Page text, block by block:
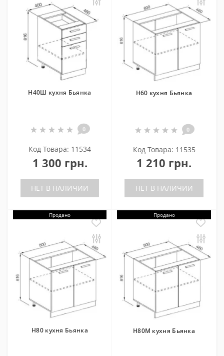
Н40Ш кухня Бьянка
0
Код Товара: 11534
1 300 грн.
НЕТ В НАЛИЧИИ
Н60 кухня Бьянка
0
Код Товара: 11535
1 210 грн.
НЕТ В НАЛИЧИИ
Продано
Н80 кухня Бьянка
Продано
Н80М кухня Бьянка